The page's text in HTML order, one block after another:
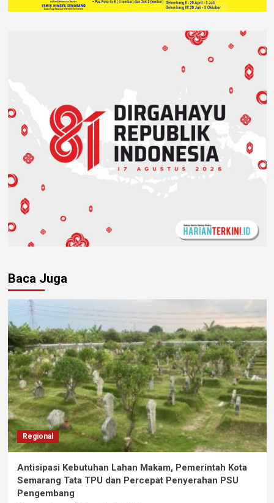
Baca Juga
Regional
Antisipasi Kebutuhan Lahan Makam, Pemerintah Kota
Semarang Tata TPU dan Percepat Penyerahan PSU
Pengembang